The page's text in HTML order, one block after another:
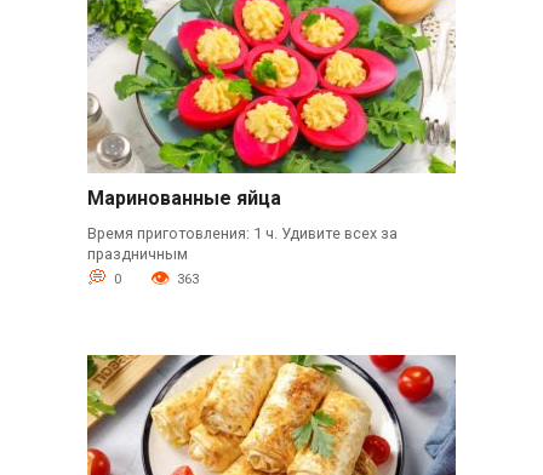
Маринованные яйца
Время приготовления: 1 ч. Удивите всех за
праздничным
0 363